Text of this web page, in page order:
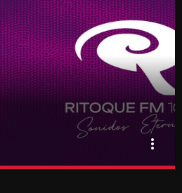
more_vert